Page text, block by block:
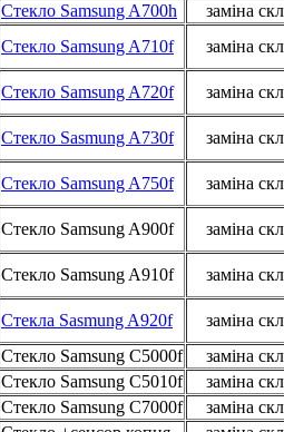
Стекло Samsung A700h
заміна
Стекло Samsung A710f заміна
Стекло Samsung A720f заміна
Стекло Sasmung A730f заміна
Стекло Samsung A750f заміна
Стекло Samsung A900f заміна
Стекло Samsung A910f заміна
Стекла Sasmung A920f
заміна
Стекло Samsung C5000f
заміна
Стекло Samsung C5010f
заміна
Стекло Samsung C7000f
заміна